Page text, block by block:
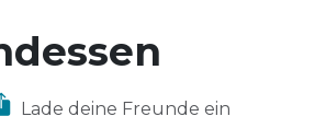
Lade deine Freunde ein